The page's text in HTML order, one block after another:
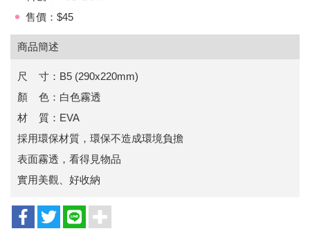
售價：$45
商品簡述
尺 寸：B5 (290x220mm)
顏 色：白色霧透
材 質：EVA
採用環保材質，環保不造成環境負擔
表面霧透，看得見物品
實用美觀、好收納